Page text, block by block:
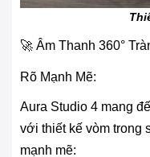
🚀 Âm Thanh 360°
Rõ Mạnh Mẽ:
Aura Studio 4 mang
với thiết kế vòm trong
mạnh mẽ: